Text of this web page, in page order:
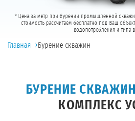
* Цена за метр при бурении промышленной
стоимость рассчитаем бесплатно под Ваш
водопотребления и типа
Главная ›Бурение скважин
БУРЕНИЕ
КОМПЛЕКС